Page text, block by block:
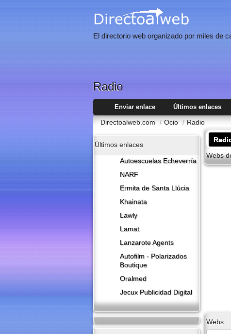
El directorio web organizado por miles de
Radio
Enviar enlace Últimos enlaces
Directoalweb.com / Ocio / Radio
Últimos enlaces
Autoescuelas Echeverría
NARF
Ermita de Santa Llúcia
Khainata
Lawly
Lamat
Lanzarote​ Agents
Autofilm - Polarizados
Boutique
Oralmed
Jecux Publicidad Digital
Webs
Webs